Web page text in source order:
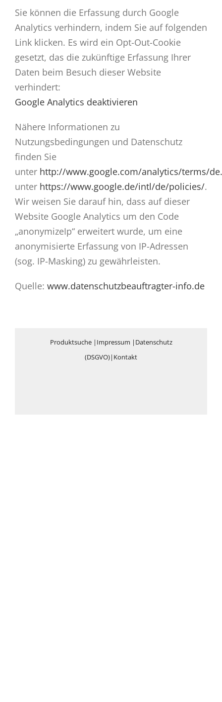
Sie können die Erfassung durch Google
Analytics verhindern, indem Sie auf folgenden
Link klicken. Es wird ein Opt-Out-Cookie
gesetzt, das die zukünftige Erfassung Ihrer
Daten beim Besuch dieser Website
verhindert:
Google Analytics deaktivieren
Nähere Informationen zu
Nutzungsbedingungen und Datenschutz
finden Sie
unter http://www.google.com/analytics/terms/
unter https://www.google.de/intl/de/policies/.
Wir weisen Sie darauf hin, dass auf dieser
Website Google Analytics um den Code
„anonymizeIp“ erweitert wurde, um eine
anonymisierte Erfassung von IP-Adressen
(sog. IP-Masking) zu gewährleisten.
Quelle: www.datenschutzbeauftragter-info.de
Produktsuche| Impressum | Datenschutz
(DSGVO)| Kontakt